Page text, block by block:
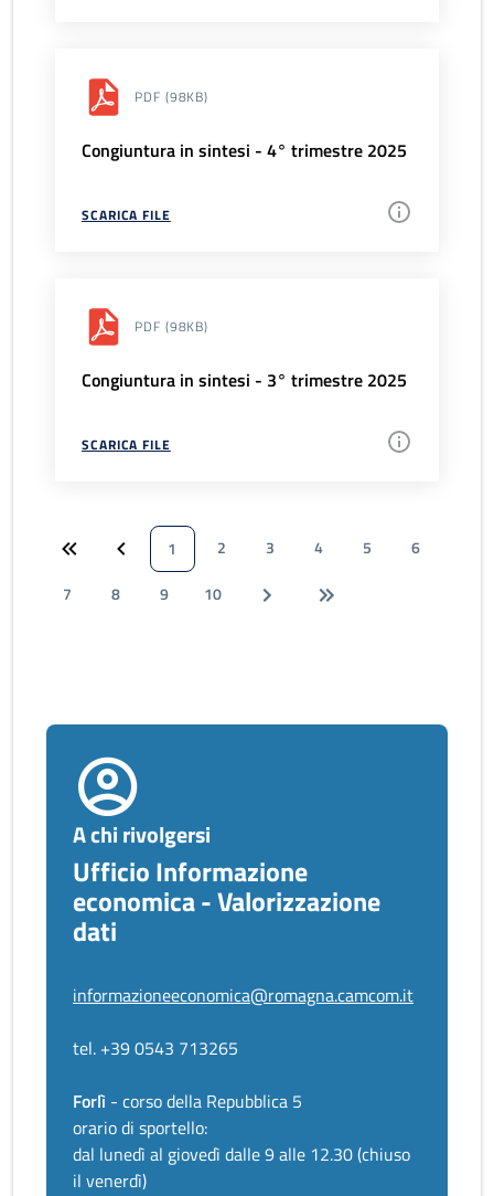
PDF (98KB)
Congiuntura in sintesi - 4° trimestre 2025
SCARICA FILE
PDF (98KB)
Congiuntura in sintesi - 3° trimestre 2025
SCARICA FILE
1 2 3 4 5
6
7
8 9 10
A chi rivolgersi
Ufficio Informazione
economica - Valorizzazione
dati
informazioneeconomica@romagna.camcom.it
tel. +39 0543 713265
Forlì - corso della Repubblica 5
orario di sportello:
dal lunedì al giovedì dalle 9 alle 12.30 (chiuso
il venerdì)